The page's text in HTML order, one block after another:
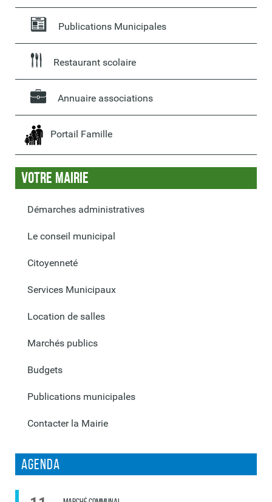
Publications Municipales
Restaurant scolaire
Annuaire associations
Portail Famille
Votre Mairie
Démarches administratives
Le conseil municipal
Citoyenneté
Services Municipaux
Location de salles
Marchés publics
Budgets
Publications municipales
Contacter la Mairie
Agenda